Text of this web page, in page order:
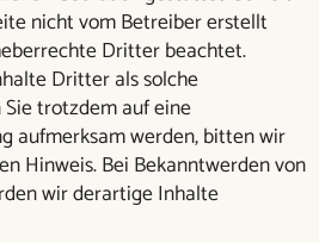
nicht vom Betreiber erstellt
Dritter beachtet.
Dritter als solche
trotzdem auf eine
aufmerksam werden, bitten wir
Hinweis. Bei Bekanntwerden von
wir derartige Inhalte